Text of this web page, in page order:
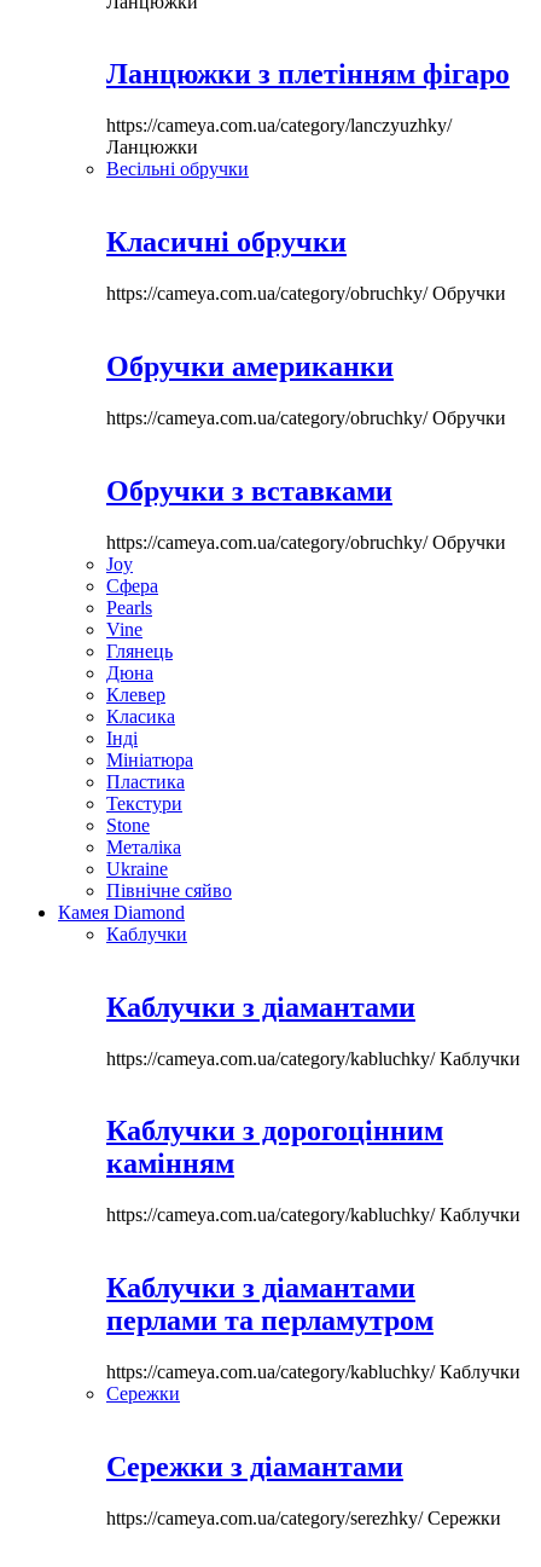
Ланцюжки з плетінням фігаро
https://cameya.com.ua/category/lanczyuzhky/
Ланцюжки
Весільні обручки
Класичні обручки
https://cameya.com.ua/category/obruchky/Обручки
Обручки американки
https://cameya.com.ua/category/obruchky/Обручки
Обручки з вставками
https://cameya.com.ua/category/obruchky/Обручки
Joy
Сфера
Pearls
Vine
Глянець
Дюна
Клевер
Класика
Інді
Мініатюра
Пластика
Текстури
Stone
Металіка
Ukraine
Північне сяйво
Камея Diamond
Каблучки
Каблучки з діамантами
https://cameya.com.ua/category/kabluchky/Каблучки
Каблучки з дорогоцінним
камінням
https://cameya.com.ua/category/kabluchky/Каблучки
Каблучки з діамантами
перлами та перламутром
https://cameya.com.ua/category/kabluchky/Каблучки
Сережки
Сережки з діамантами
https://cameya.com.ua/category/serezhky/Сережки